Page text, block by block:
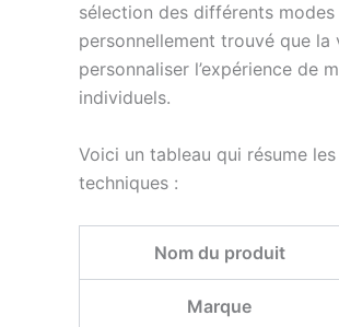
sélection des différents modes
personnellement trouvé que
personnaliser l’expérience de
individuels.
Voici un tableau qui résume
techniques :
Nom du produit
Marque